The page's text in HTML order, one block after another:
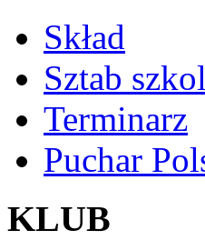
Skład
Sztab
Terminarz
Puchar
KLUB